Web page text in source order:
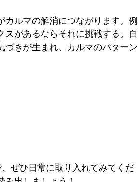
カルマの解消につながります。例
があるならそれに挑戦する。自
づきが生まれ、カルマのパターン
ぜひ日常に取り入れてみてくだ